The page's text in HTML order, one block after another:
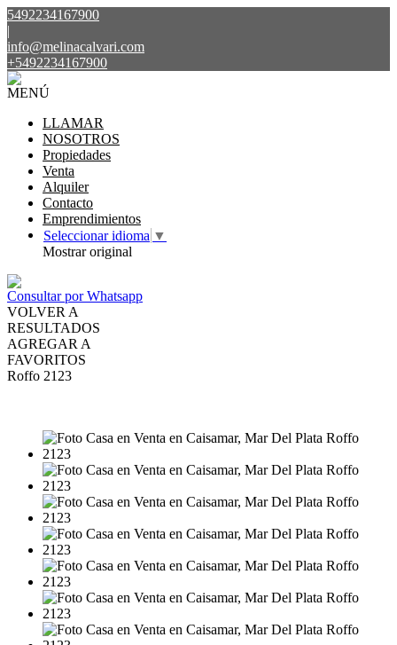
5492234167900
|
info@melinacalvari.com
+5492234167900
MENÚ
LLAMAR
NOSOTROS
Propiedades
Venta
Alquiler
Contacto
Emprendimientos
Seleccionar idioma ▼
Mostrar original
Consultar por Whatsapp
VOLVER A
RESULTADOS
AGREGAR A
FAVORITOS
Roffo 2123